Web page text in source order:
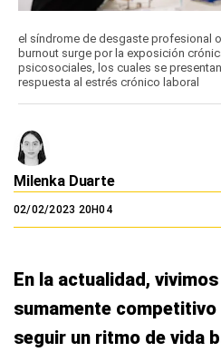
el síndrome de desgaste profesional
burnout surge por la exposición
psicosociales, los cuales se
respuesta al estrés crónico laboral
Milenka Duarte
02/02/2023 20H04
En la actualidad,
sumamente competitivo
seguir un ritmo de vida